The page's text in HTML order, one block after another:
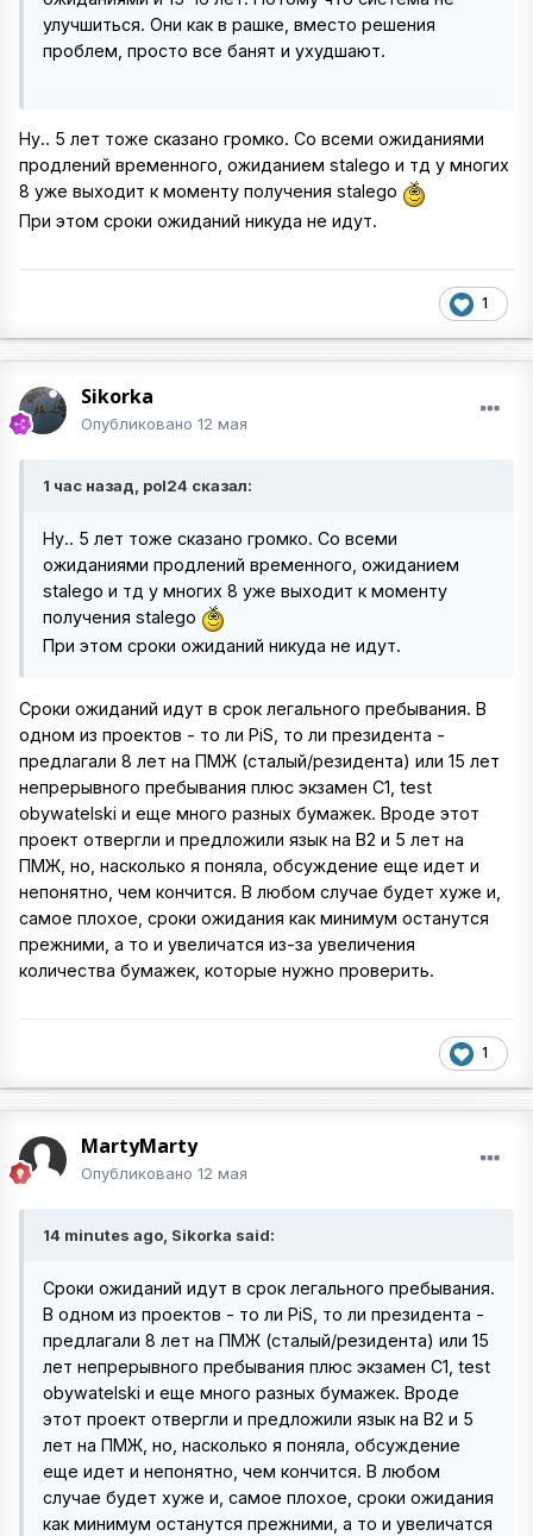
улучшиться. Они как в рашке, вместо решения
проблем, просто все банят и ухудшают.
Ну.. 5 лет тоже сказано громко. Со всеми ожиданиями
продлений временного, ожиданием stalego и тд у многих
8 уже выходит к моменту получения stalego
При этом сроки ожиданий никуда не идут.
1
Sikorka
Опубликовано 12 мая
1 час назад, pol24 сказал:
Ну.. 5 лет тоже сказано громко. Со всеми
ожиданиями продлений временного, ожиданием
stalego и тд у многих 8 уже выходит к моменту
получения stalego
При этом сроки ожиданий никуда не идут.
Сроки ожиданий идут в срок легального пребывания. В
одном из проектов - то ли PiS, то ли президента -
предлагали 8 лет на ПМЖ (сталый/резидента) или 15 лет
непрерывного пребывания плюс экзамен С1, test
obywatelski и еще много разных бумажек. Вроде этот
проект отвергли и предложили язык на В2 и 5 лет на
ПМЖ, но, насколько я поняла, обсуждение еще идет и
непонятно, чем кончится. В любом случае будет хуже и,
самое плохое, сроки ожидания как минимум останутся
прежними, а то и увеличатся из-за увеличения
количества бумажек, которые нужно проверить.
1
MartyMarty
Опубликовано 12 мая
14 minutes ago, Sikorka said:
Сроки ожиданий идут в срок легального пребывания.
В одном из проектов - то ли PiS, то ли президента -
предлагали 8 лет на ПМЖ (сталый/резидента) или 15
лет непрерывного пребывания плюс экзамен С1, test
obywatelski и еще много разных бумажек. Вроде
этот проект отвергли и предложили язык на В2 и 5
лет на ПМЖ, но, насколько я поняла, обсуждение
еще идет и непонятно, чем кончится. В любом
случае будет хуже и, самое плохое, сроки ожидания
как минимум останутся прежними, а то и увеличатся